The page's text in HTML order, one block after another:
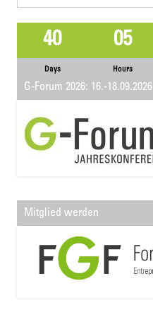
40
Days
05
Hours
G-Forum 2026: 16.-18.09.2026
Mitglied werden